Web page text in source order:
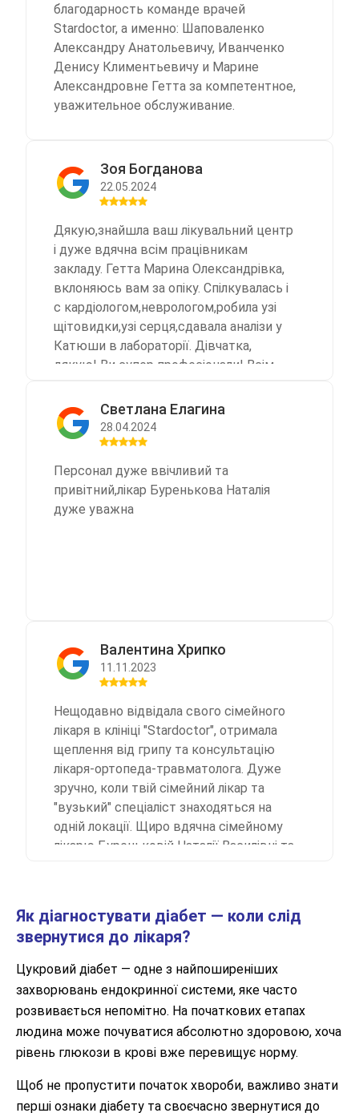
благодарность команде врачей
Stardoctor, а именно: Шаповаленко
Александру Анатольевичу, Иванченко
Денису Климентьевичу и Марине
Александровне Гетта за компетентное,
уважительное обслуживание.
Зоя Богданова
22.05.2024
Дякую,знайшла ваш лікувальний центр
і дуже вдячна всім працівникам
закладу. Гетта Марина Олександрівка,
вклоняюсь вам за опіку. Спілкувалась і
с кардіологом,неврологом,робила узі
щітовидки,узі серця,сдавала аналізи у
Катюши в лабораторії. Дівчатка,
дякую! Ви супер професіонали! Всім
Светлана Елагина
28.04.2024
Персонал дуже ввічливий та
привітний,лікар Буренькова Наталія
дуже уважна
Валентина Хрипко
11.11.2023
Нещодавно відвідала свого сімейного
лікаря в клініці "Stardoctor", отримала
щеплення від грипу та консультацію
лікаря-ортопеда-травматолога. Дуже
зручно, коли твій сімейний лікар та
"вузький" спеціаліст знаходяться на
одній локації. Щиро вдячна сімейному
лікарю Буреньковій Наталії Василівні та
корисні поради, увагу до пацієнта,
доброзичливість. Клініка "Stardoctor"
збереже ваше здоров'я. Рекомендую.
Як діагностувати діабет — коли слід
звернутися до лікаря?
Цукровий діабет — одне з найпоширеніших
захворювань ендокринної системи, яке часто
розвивається непомітно. На початкових етапах
людина може почуватися абсолютно здоровою, хоча
рівень глюкози в крові вже перевищує норму.
Щоб не пропустити початок хвороби, важливо знати
перші ознаки діабету та своєчасно звернутися до